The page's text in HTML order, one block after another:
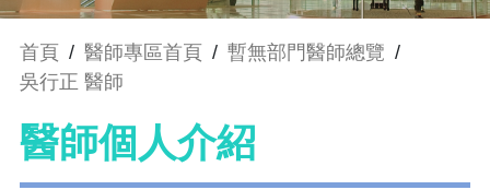
首頁 / 醫師專區首頁 / 暫無部門醫師總覽 /
吳行正 醫師
醫師個人介紹